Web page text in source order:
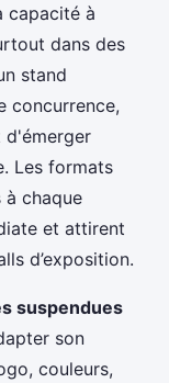
capacité à
dans des
stand
concurrence,
d'émerger
Les formats
à chaque
et attirent
d’exposition.
suspendues
son
couleurs,